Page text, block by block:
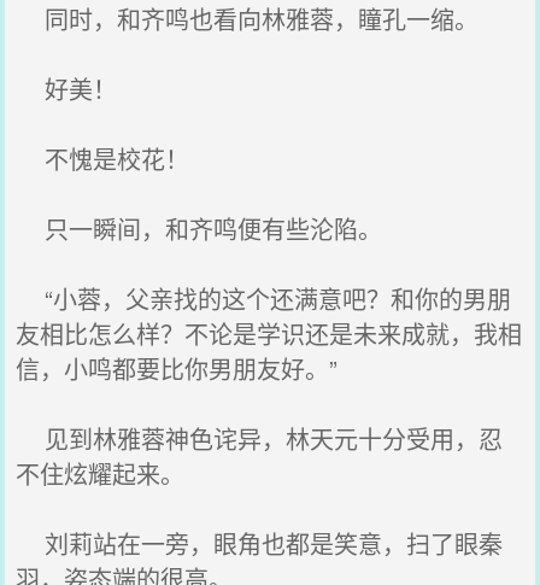
同时，和齐鸣也看向林雅蓉，瞳孔一缩。
好美！
不愧是校花！
只一瞬间，和齐鸣便有些沦陷。
“小蓉，父亲找的这个还满意吧？和你的男朋
友相比怎么样？不论是学识还是未来成就，我相
信，小鸣都要比你男朋友好。”
见到林雅蓉神色诧异，林天元十分受用，忍
不住炫耀起来。
刘莉站在一旁，眼角也都是笑意，扫了眼秦